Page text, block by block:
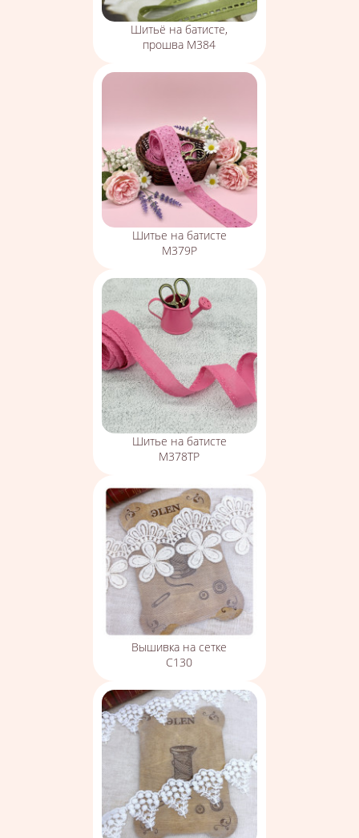
Шитьё на батисте,
прошва М384
Шитье на батисте
М379Р
Шитье на батисте
М378ТР
Вышивка на сетке
С130